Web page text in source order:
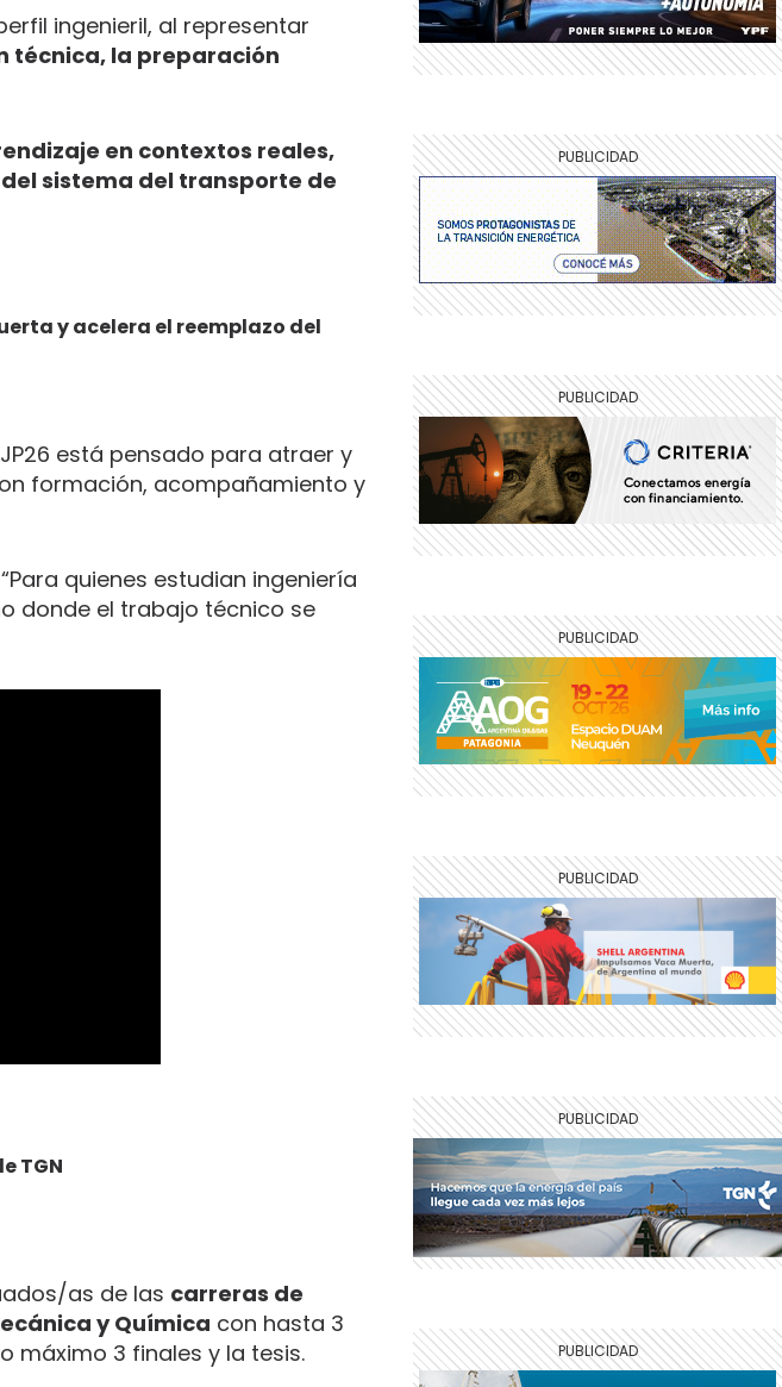
ingenieril, al representar
técnica, la preparación
en contextos reales,
sistema del transporte de
y acelera el reemplazo del
está pensado para atraer y
formación, acompañamiento y
quienes estudian ingeniería
donde el trabajo técnico se
TGN
as de las carreras de
y Química con hasta 3
máximo 3 finales y la tesis.